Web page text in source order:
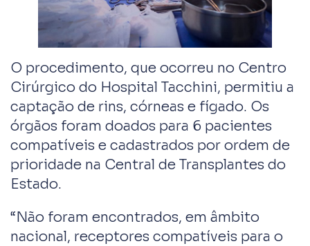
O procedimento, que ocorreu no Centro
Cirúrgico do Hospital Tacchini, permitiu a
captação de rins, córneas e fígado. Os
órgãos foram doados para 6 pacientes
compatíveis e cadastrados por ordem de
prioridade na Central de Transplantes do
Estado.
“Não foram encontrados, em âmbito
nacional, receptores compatíveis para o